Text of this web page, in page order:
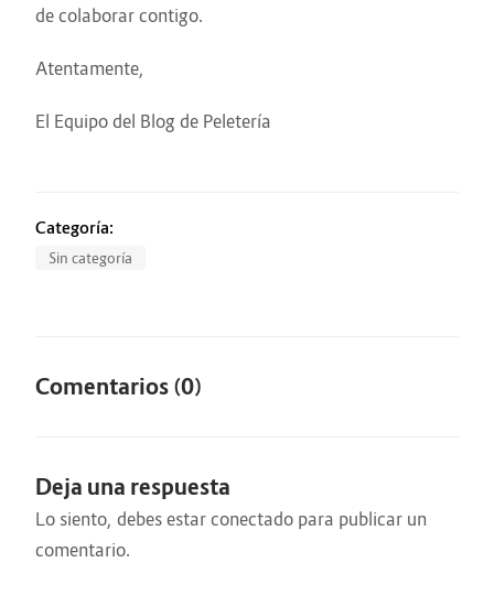
de colaborar contigo.
Atentamente,
El Equipo del Blog de Peletería
Categoría:
Sin categoría
Comentarios (0)
Deja una respuesta
Lo siento, debes estar conectado para publicar un
comentario.